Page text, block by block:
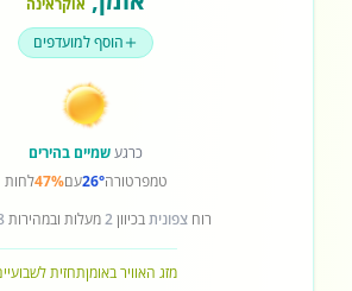
אוקראינה
הוסף למועדפים
כרגעשמיים בהירים
טמפרטורה26°עם47%לחות
רוחצפוניתבכיוון2מעלות ובמהירות
מזג האוויר באומןתחזית